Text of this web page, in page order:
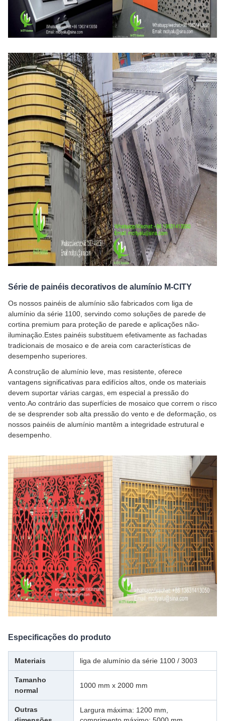
Série de painéis decorativos de alumínio M-CITY
Os nossos painéis de alumínio são fabricados com liga de
alumínio da série 1100, servindo como soluções de parede de
cortina premium para proteção de parede e aplicações não-
iluminação.Estes painéis substituem efetivamente as fachadas
tradicionais de mosaico e de areia com características de
desempenho superiores.
A construção de alumínio leve, mas resistente, oferece
vantagens significativas para edifícios altos, onde os materiais
devem suportar várias cargas, em especial a pressão do
vento.Ao contrário das superfícies de mosaico que correm o risco
de se desprender sob alta pressão do vento e de deformação, os
nossos painéis de alumínio mantêm a integridade estrutural e
desempenho.
Especificações do produto
Materiais liga de alumínio da série 1100 / 3003
Tamanho
normal
1000 mm x 2000 mm
Outras
Largura máxima: 1200 mm,